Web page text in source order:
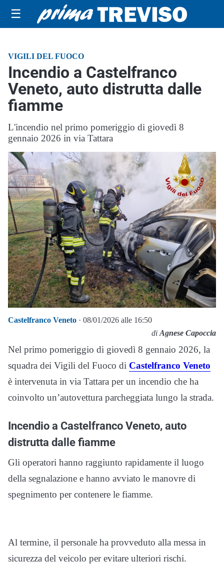
☰
VIGILI DEL FUOCO
Incendio a Castelfranco
Veneto, auto distrutta dalle
fiamme
L'incendio nel primo pomeriggio di giovedì 8
gennaio 2026 in via Tattara
Castelfranco Veneto · 08/01/2026 alle 16:50
di Agnese Capoccia
Nel primo pomeriggio di giovedì 8 gennaio 2026, la
squadra dei Vigili del Fuoco di Castelfranco Veneto
è intervenuta in via Tattara per un incendio che ha
coinvolto un’autovettura parcheggiata lungo la strada.
Incendio a Castelfranco Veneto, auto
distrutta dalle fiamme
Gli operatori hanno raggiunto rapidamente il luogo
della segnalazione e hanno avviato le manovre di
spegnimento per contenere le fiamme.
Al termine, il personale ha provveduto alla messa in
sicurezza del veicolo per evitare ulteriori rischi.